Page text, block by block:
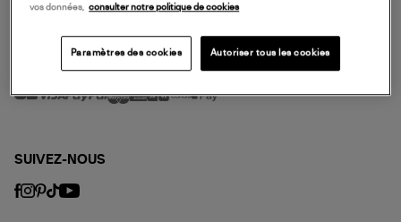
MODE DE PAIEMENT
SUIVEZ-NOUS
vos données,
consulter notre politique de cookies
Paramètres des cookies Autoriser tous les cookies